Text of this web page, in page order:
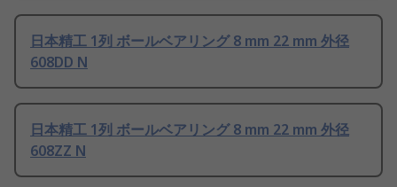
日本精工 1列 ボールベアリング 8 mm 22 mm 外径
608DD N
日本精工 1列 ボールベアリング 8 mm 22 mm 外径
608ZZ N